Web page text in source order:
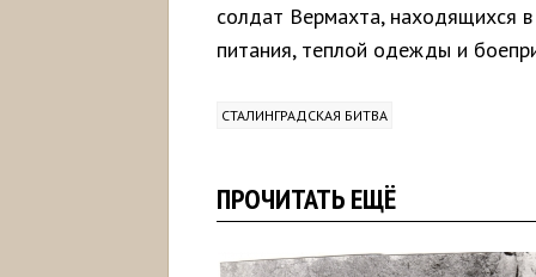
солдат Вермахта, находящихся
питания, теплой одежды и
СТАЛИНГРАДСКАЯ БИТВА
ПРОЧИТАТЬ ЕЩЁ